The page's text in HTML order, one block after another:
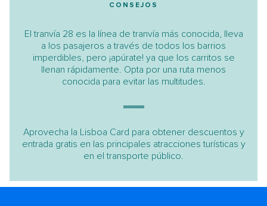
CONSEJOS
El tranvía 28 es la línea de tranvía más conocida, lleva
a los pasajeros a través de todos los barrios
imperdibles, pero ¡apúrate! ya que los carritos se
llenan rápidamente. Opta por una ruta menos
conocida para evitar las multitudes.
Aprovecha la Lisboa Card para obtener descuentos y
entrada gratis en las principales atracciones turísticas y
en el transporte público.